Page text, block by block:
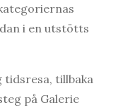
i en utstötts
tidsresa, tillbaka
på Galerie